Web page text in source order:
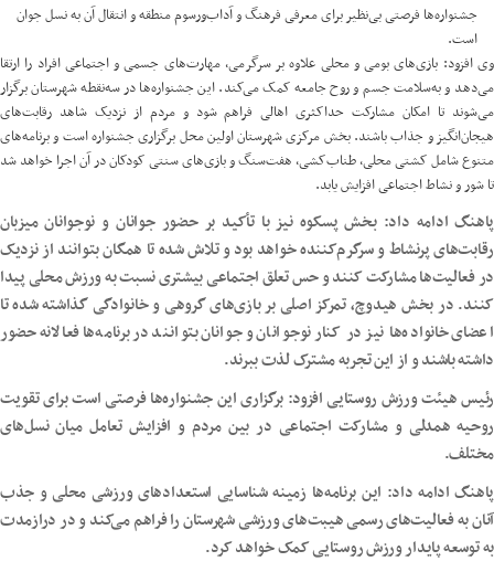
جشنواره‌ها فرصتی بی‌نظیر برای معرفی فرهنگ و آداب‌ورسوم منطقه و انتقال آن به نسل جوان
است.
وی افزود: بازی‌های بومی و محلی علاوه بر سرگرمی، مهارت‌های جسمی و اجتماعی افراد را ارتقا
می‌دهد و به‌سلامت جسم و روح جامعه کمک می‌کند. این جشنواره‌ها در سه‌نقطه شهرستان برگزار
می‌شوند تا امکان مشارکت حداکثری اهالی فراهم شود و مردم از نزدیک شاهد رقابت‌های
هیجان‌انگیز و جذاب باشند. بخش مرکزی شهرستان اولین محل برگزاری جشنواره است و برنامه‌های
متنوع شامل کشتی محلی، طناب‌کشی، هفت‌سنگ و بازی‌های سنتی کودکان در آن اجرا خواهد شد
تا شور و نشاط اجتماعی افزایش یابد.
پاهنگ ادامه داد: بخش پسکوه نیز با تأکید بر حضور جوانان و نوجوانان میزبان
رقابت‌های پرنشاط و سرگرم‌کننده خواهد بود و تلاش شده تا همگان بتوانند از نزدیک
در فعالیت‌ها مشارکت کنند و حس تعلق اجتماعی بیشتری نسبت به ورزش محلی پیدا
کنند. در بخش هیدوچ، تمرکز اصلی بر بازی‌های گروهی و خانوادگی گذاشته شده تا
اعضای خانواده‌ها نیز در کنار نوجوانان و جوانان بتوانند در برنامه‌ها فعالانه حضور
داشته باشند و از این تجربه مشترک لذت ببرند.
رئیس هیئت ورزش روستایی افزود: برگزاری این جشنواره‌ها فرصتی است برای تقویت
روحیه همدلی و مشارکت اجتماعی در بین مردم و افزایش تعامل میان نسل‌های
مختلف.
پاهنگ ادامه داد: این برنامه‌ها زمینه شناسایی استعدادهای ورزشی محلی و جذب
آنان به فعالیت‌های رسمی هیبت‌های ورزشی شهرستان را فراهم می‌کند و در درازمدت
به توسعه پایدار ورزش روستایی کمک خواهد کرد.